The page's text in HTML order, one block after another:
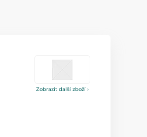
Zobrazit další zboží ›